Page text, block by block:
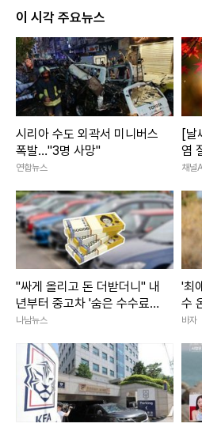
이에 김해일은 "그걸 어떻게 확신하
해일을 쳐다보며 "일부 신부님들
생기는 거 아니냐. 범죄는 인과관계
이를 들은 김해일은 "권일용 교수
와?"라면서 "수사를 하는게 아니라
것"이라고 못마땅해했다.
사진= SBS 방송화면
오수정 기자
"실시간 인기기사"
1위서인영, 1년 9개월만 파경…"합
2위고현정 딸 "그분이 얼마나 아
관계 '울컥'
3위이장우, '나혼산' 포기·♥조혜
이"
이 시각 주요뉴스
시리아 수도 외곽서 미니버스
폭발…"3명 사망"
연합뉴스
[날
염
러
채널
"싸게 올리고 돈 더받더니" 내
년부터 중고차 '숨은 수수료'
전면 공개 전망
나남뉴스
'최
수
바자